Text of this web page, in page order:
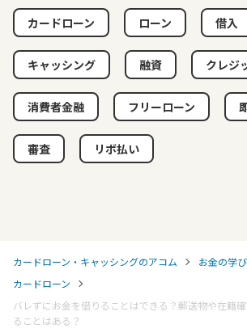
カードローン ローン 借入
キャッシング 融資 クレジ
消費者金融 フリーローン
審査 リボ払い
カードローン・キャッシングのアコム
お金の学
カードローン
バレずにお金を借りることはできる？郵送物や在籍
ることはある？